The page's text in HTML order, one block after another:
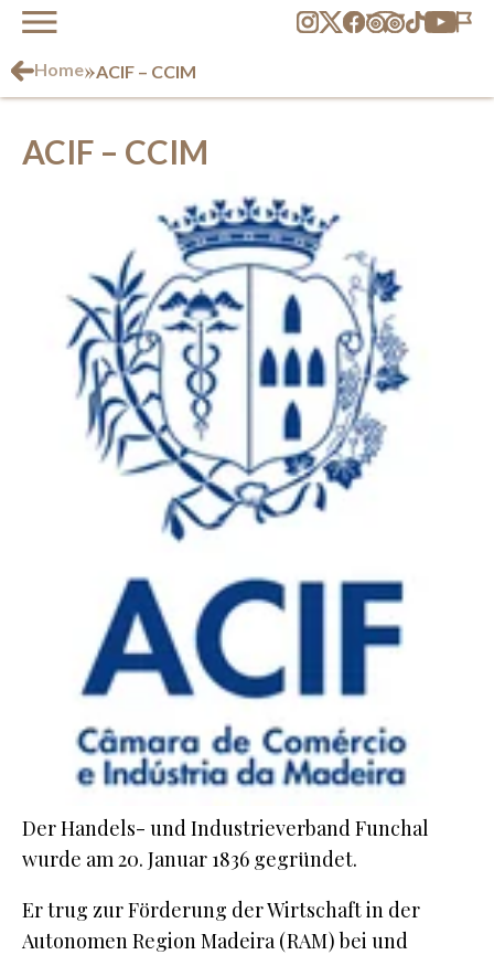
Home»ACIF – CCIM
ACIF – CCIM
Der Handels- und Industrieverband Funchal
wurde am 20. Januar 1836 gegründet.
Er trug zur Förderung der Wirtschaft in der
Autonomen Region Madeira (RAM) bei und